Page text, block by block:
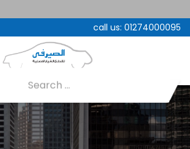
call us: 01274000095